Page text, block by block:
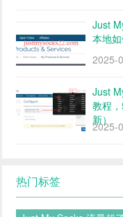
Just
本地
2025-
Just
教程
新）
2025-
热门标签